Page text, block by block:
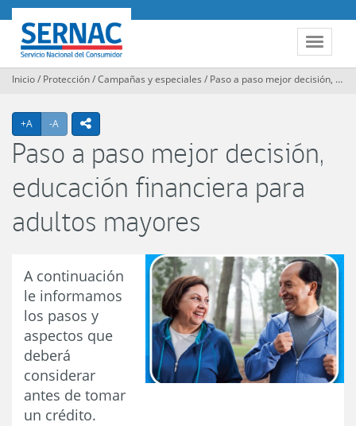
Contenido
principal
Toggle
SERNAC
Inicio/ Protección/Campañas y especiales / Paso a paso mejor decisión, educación financiera para adultos mayores
+A Agrandar texto
-A Achicar textoicono compartir
Paso a paso mejor decisión,
educación financiera para
adultos mayores
A continuación
le informamos
los pasos y
aspectos que
deberá
considerar
antes de tomar
un crédito.